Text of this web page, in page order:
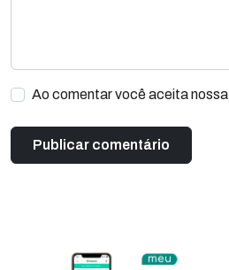
Ao comentar você aceita nossa